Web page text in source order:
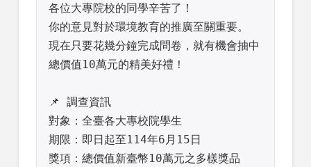
各位大專院校的同學辛苦了！
你的意見對於環境教育的推廣至關重要。
現在只要花幾分鐘完成問卷，就有機會抽中
總價值10萬元的精美好禮！
📌 調查資訊
對象：全臺各大專校院學生
期限：即日起至114年6月15日
獎項：總價值新臺幣10萬元之多樣獎品